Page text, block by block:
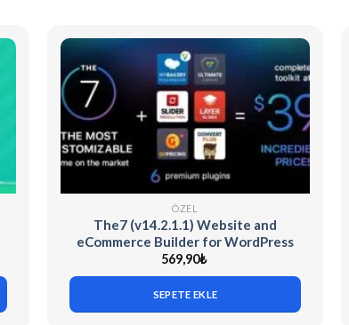
ÖZEL
The7 (v14.2.1.1) Website and
eCommerce Builder for WordPress
569,90₺
SEPETE EKLE